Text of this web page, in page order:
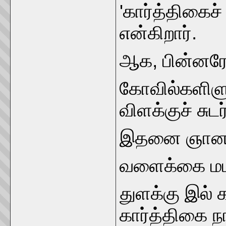
என்கிறார்.
ஆக,
விளக்குச்
இதனை ஞான
வளைக்கை மட
துளக்கு இல்
கார்த்திகை